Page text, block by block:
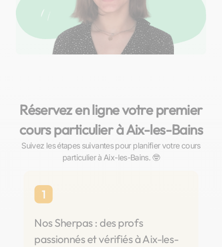
Réservez en ligne votre premier
cours particulier à Aix-les-Bains
Suivez les étapes suivantes pour planifier votre cours
particulier à Aix-les-Bains. 🤓
1
Nos Sherpas : des profs
passionnés et vérifiés à Aix-les-